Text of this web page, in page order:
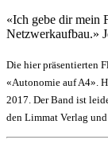
«Ich gebe dir mein
Netzwerkaufbau.»
Die hier präsentierten
«Autonomie auf A4».
2017. Der Band ist
den Limmat Verlag